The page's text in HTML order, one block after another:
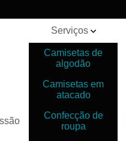
Serviços
Camisetas de
algodão
Camisetas em
atacado
Confecção de
roupa